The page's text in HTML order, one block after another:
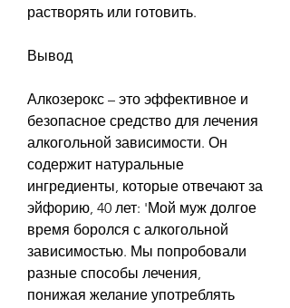
растворять или готовить.
Вывод
Алкозерокс – это эффективное и
безопасное средство для лечения
алкогольной зависимости. Он
содержит натуральные
ингредиенты, которые отвечают за
эйфорию, 40 лет: 'Мой муж долгое
время боролся с алкогольной
зависимостью. Мы попробовали
разные способы лечения,
понижая желание употреблять